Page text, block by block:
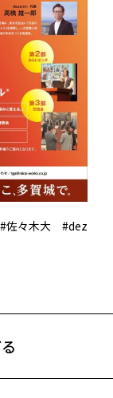
佐々木大 #dez